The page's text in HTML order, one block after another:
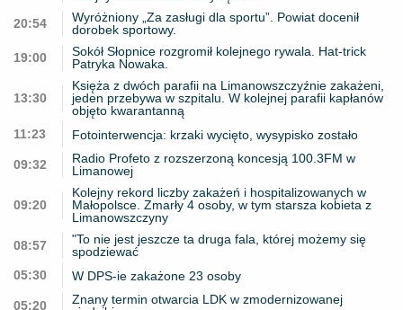
20:54
Wyróżniony „Za zasługi dla sportu”. Powiat docenił
dorobek sportowy.
19:00
Sokół Słopnice rozgromił kolejnego rywala. Hat-trick
Patryka Nowaka.
13:30
Księża z dwóch parafii na Limanowszczyźnie zakażeni,
jeden przebywa w szpitalu. W kolejnej parafii kapłanów
objęto kwarantanną
11:23
Fotointerwencja: krzaki wycięto, wysypisko zostało
09:32
Radio Profeto z rozszerzoną koncesją 100.3FM w
Limanowej
09:20
Kolejny rekord liczby zakażeń i hospitalizowanych w
Małopolsce. Zmarły 4 osoby, w tym starsza kobieta z
Limanowszczyny
08:57
"To nie jest jeszcze ta druga fala, której możemy się
spodziewać
05:30
W DPS-ie zakażone 23 osoby
05:20
Znany termin otwarcia LDK w zmodernizowanej